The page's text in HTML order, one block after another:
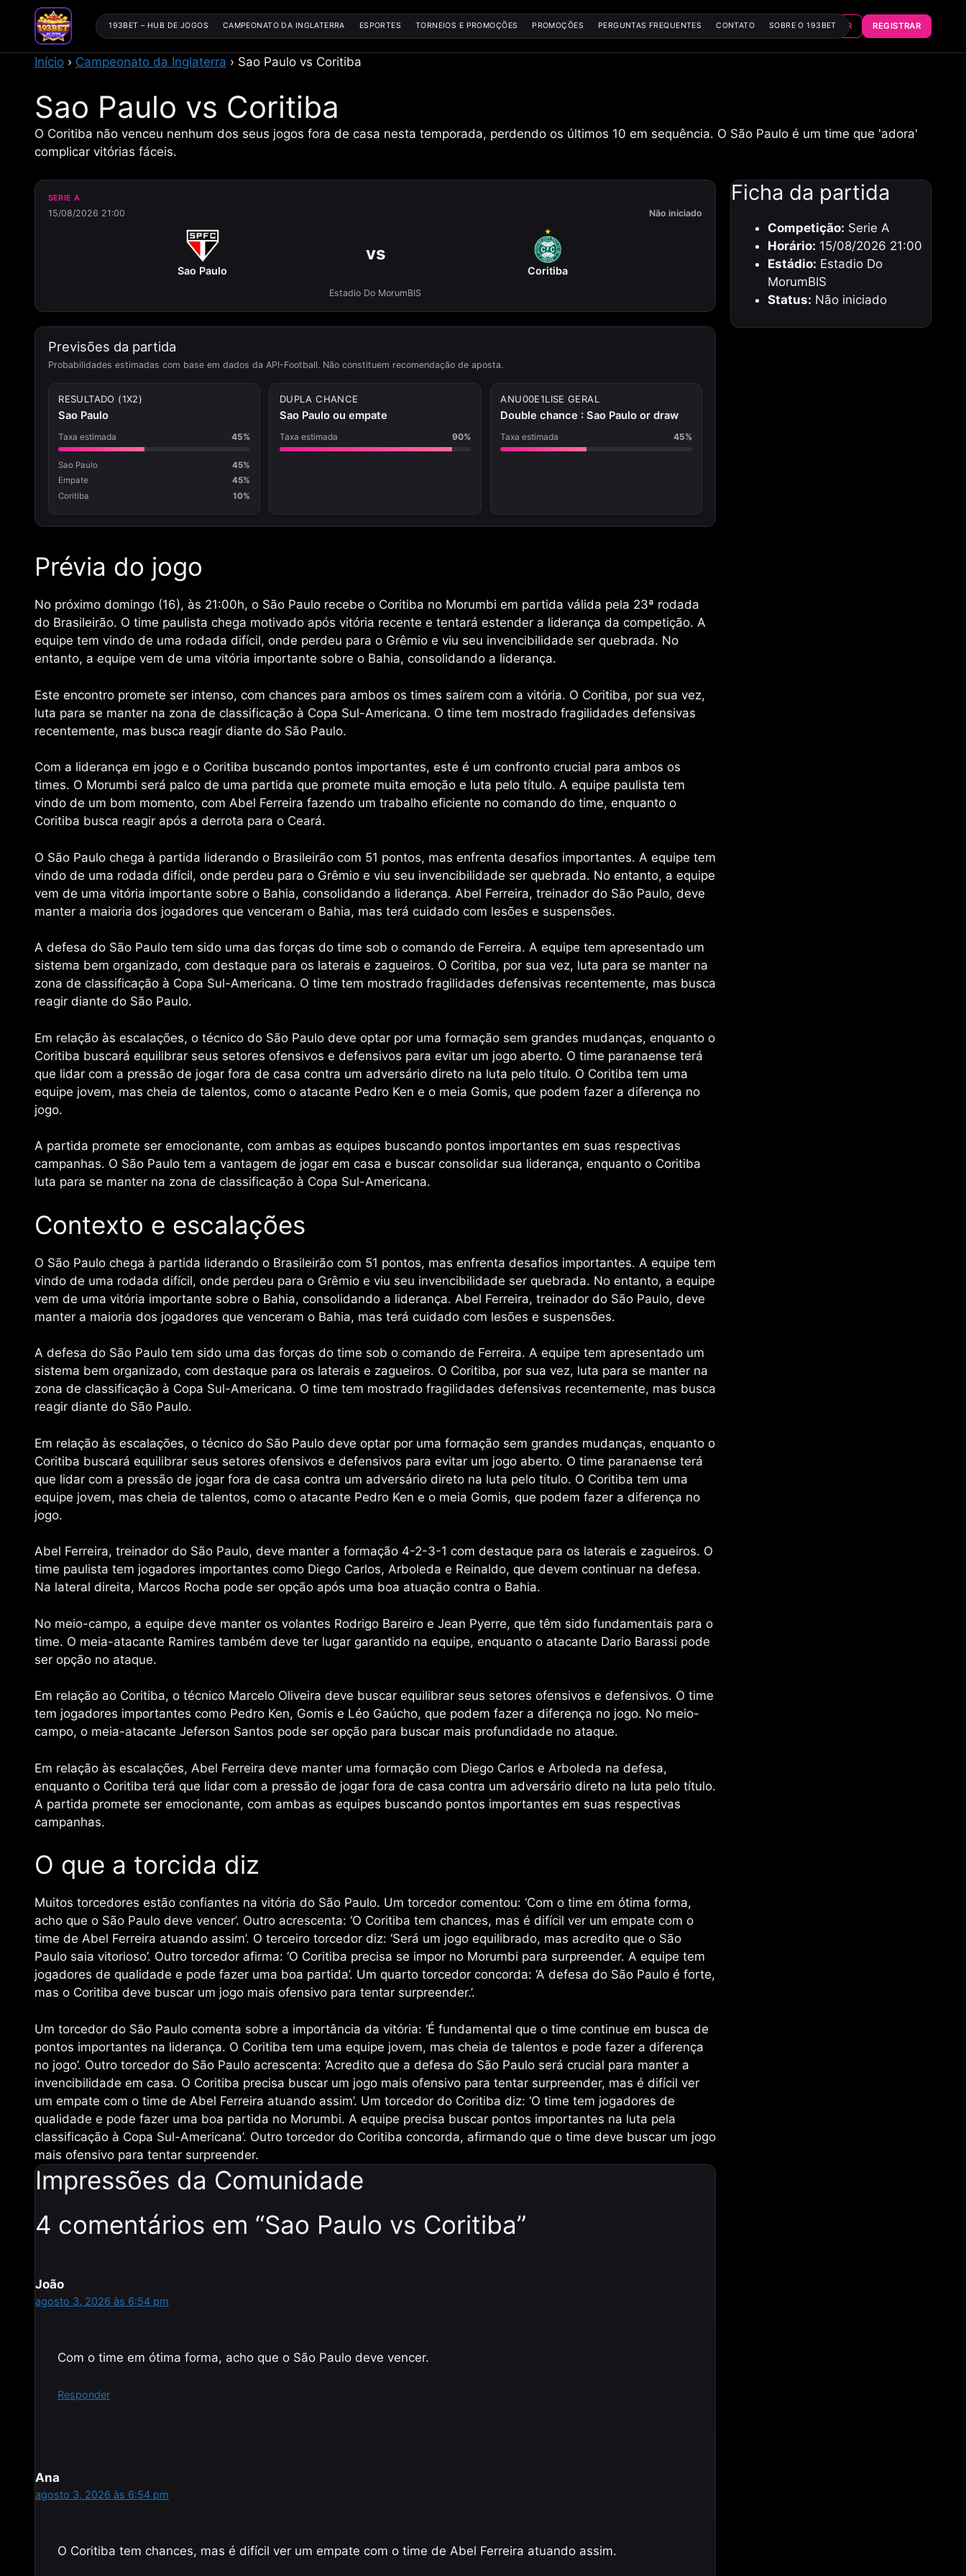
conteúdo
193BET – HUB DE JOGOS CAMPEONATO DA INGLATERRA ESPORTES TORNEIOS E PROMOÇÕES PROMOÇÕES PERGUNTAS FREQUENTES CONTATO SOBRE O 193BET
ENTRAR REGISTRAR
Início › Campeonato da Inglaterra › Sao Paulo vs Coritiba
Sao Paulo vs Coritiba
O Coritiba não venceu nenhum dos seus jogos fora de casa nesta temporada, perdendo os últimos 10 em sequência. O São Paulo é um time que 'adora'
complicar vitórias fáceis.
SERIE A
15/08/2026 21:00 Não iniciado
Sao Paulo
vs
Coritiba
Estadio Do MorumBIS
Previsões da partida
Probabilidades estimadas com base em dados da API-Football. Não constituem recomendação de aposta.
RESULTADO (1X2)
Sao Paulo
Taxa estimada 45%
Sao Paulo
45%
Empate
45%
Coritiba
10%
DUPLA CHANCE
Sao Paulo ou empate
Taxa estimada 90%
ANU00E1LISE GERAL
Double chance : Sao Paulo or draw
Taxa estimada 45%
Prévia do jogo
No próximo domingo (16), às 21:00h, o São Paulo recebe o Coritiba no Morumbi em partida válida pela 23ª rodada
do Brasileirão. O time paulista chega motivado após vitória recente e tentará estender a liderança da competição. A
equipe tem vindo de uma rodada difícil, onde perdeu para o Grêmio e viu seu invencibilidade ser quebrada. No
entanto, a equipe vem de uma vitória importante sobre o Bahia, consolidando a liderança.
Este encontro promete ser intenso, com chances para ambos os times saírem com a vitória. O Coritiba, por sua vez,
luta para se manter na zona de classificação à Copa Sul-Americana. O time tem mostrado fragilidades defensivas
recentemente, mas busca reagir diante do São Paulo.
Com a liderança em jogo e o Coritiba buscando pontos importantes, este é um confronto crucial para ambos os
times. O Morumbi será palco de uma partida que promete muita emoção e luta pelo título. A equipe paulista tem
vindo de um bom momento, com Abel Ferreira fazendo um trabalho eficiente no comando do time, enquanto o
Coritiba busca reagir após a derrota para o Ceará.
O São Paulo chega à partida liderando o Brasileirão com 51 pontos, mas enfrenta desafios importantes. A equipe tem
vindo de uma rodada difícil, onde perdeu para o Grêmio e viu seu invencibilidade ser quebrada. No entanto, a equipe
vem de uma vitória importante sobre o Bahia, consolidando a liderança. Abel Ferreira, treinador do São Paulo, deve
manter a maioria dos jogadores que venceram o Bahia, mas terá cuidado com lesões e suspensões.
A defesa do São Paulo tem sido uma das forças do time sob o comando de Ferreira. A equipe tem apresentado um
sistema bem organizado, com destaque para os laterais e zagueiros. O Coritiba, por sua vez, luta para se manter na
zona de classificação à Copa Sul-Americana. O time tem mostrado fragilidades defensivas recentemente, mas busca
reagir diante do São Paulo.
Em relação às escalações, o técnico do São Paulo deve optar por uma formação sem grandes mudanças, enquanto o
Coritiba buscará equilibrar seus setores ofensivos e defensivos para evitar um jogo aberto. O time paranaense terá
que lidar com a pressão de jogar fora de casa contra um adversário direto na luta pelo título. O Coritiba tem uma
equipe jovem, mas cheia de talentos, como o atacante Pedro Ken e o meia Gomis, que podem fazer a diferença no
jogo.
A partida promete ser emocionante, com ambas as equipes buscando pontos importantes em suas respectivas
campanhas. O São Paulo tem a vantagem de jogar em casa e buscar consolidar sua liderança, enquanto o Coritiba
luta para se manter na zona de classificação à Copa Sul-Americana.
Contexto e escalações
O São Paulo chega à partida liderando o Brasileirão com 51 pontos, mas enfrenta desafios importantes. A equipe tem
vindo de uma rodada difícil, onde perdeu para o Grêmio e viu seu invencibilidade ser quebrada. No entanto, a equipe
vem de uma vitória importante sobre o Bahia, consolidando a liderança. Abel Ferreira, treinador do São Paulo, deve
manter a maioria dos jogadores que venceram o Bahia, mas terá cuidado com lesões e suspensões.
A defesa do São Paulo tem sido uma das forças do time sob o comando de Ferreira. A equipe tem apresentado um
sistema bem organizado, com destaque para os laterais e zagueiros. O Coritiba, por sua vez, luta para se manter na
zona de classificação à Copa Sul-Americana. O time tem mostrado fragilidades defensivas recentemente, mas busca
reagir diante do São Paulo.
Em relação às escalações, o técnico do São Paulo deve optar por uma formação sem grandes mudanças, enquanto o
Coritiba buscará equilibrar seus setores ofensivos e defensivos para evitar um jogo aberto. O time paranaense terá
que lidar com a pressão de jogar fora de casa contra um adversário direto na luta pelo título. O Coritiba tem uma
equipe jovem, mas cheia de talentos, como o atacante Pedro Ken e o meia Gomis, que podem fazer a diferença no
jogo.
Abel Ferreira, treinador do São Paulo, deve manter a formação 4-2-3-1 com destaque para os laterais e zagueiros. O
time paulista tem jogadores importantes como Diego Carlos, Arboleda e Reinaldo, que devem continuar na defesa.
Na lateral direita, Marcos Rocha pode ser opção após uma boa atuação contra o Bahia.
No meio-campo, a equipe deve manter os volantes Rodrigo Bareiro e Jean Pyerre, que têm sido fundamentais para o
time. O meia-atacante Ramires também deve ter lugar garantido na equipe, enquanto o atacante Dario Barassi pode
ser opção no ataque.
Em relação ao Coritiba, o técnico Marcelo Oliveira deve buscar equilibrar seus setores ofensivos e defensivos. O time
tem jogadores importantes como Pedro Ken, Gomis e Léo Gaúcho, que podem fazer a diferença no jogo. No meio-
campo, o meia-atacante Jeferson Santos pode ser opção para buscar mais profundidade no ataque.
Em relação às escalações, Abel Ferreira deve manter uma formação com Diego Carlos e Arboleda na defesa,
enquanto o Coritiba terá que lidar com a pressão de jogar fora de casa contra um adversário direto na luta pelo título.
A partida promete ser emocionante, com ambas as equipes buscando pontos importantes em suas respectivas
campanhas.
O que a torcida diz
Muitos torcedores estão confiantes na vitória do São Paulo. Um torcedor comentou: ‘Com o time em ótima forma,
acho que o São Paulo deve vencer’. Outro acrescenta: ‘O Coritiba tem chances, mas é difícil ver um empate com o
time de Abel Ferreira atuando assim’. O terceiro torcedor diz: ‘Será um jogo equilibrado, mas acredito que o São
Paulo saia vitorioso’. Outro torcedor afirma: ‘O Coritiba precisa se impor no Morumbi para surpreender. A equipe tem
jogadores de qualidade e pode fazer uma boa partida’. Um quarto torcedor concorda: ‘A defesa do São Paulo é forte,
mas o Coritiba deve buscar um jogo mais ofensivo para tentar surpreender.’.
Um torcedor do São Paulo comenta sobre a importância da vitória: ‘É fundamental que o time continue em busca de
pontos importantes na liderança. O Coritiba tem uma equipe jovem, mas cheia de talentos e pode fazer a diferença
no jogo’. Outro torcedor do São Paulo acrescenta: ‘Acredito que a defesa do São Paulo será crucial para manter a
invencibilidade em casa. O Coritiba precisa buscar um jogo mais ofensivo para tentar surpreender, mas é difícil ver
um empate com o time de Abel Ferreira atuando assim’. Um torcedor do Coritiba diz: ‘O time tem jogadores de
qualidade e pode fazer uma boa partida no Morumbi. A equipe precisa buscar pontos importantes na luta pela
classificação à Copa Sul-Americana’. Outro torcedor do Coritiba concorda, afirmando que o time deve buscar um jogo
mais ofensivo para tentar surpreender.
Impressões da Comunidade
4 comentários em “Sao Paulo vs Coritiba”
João
agosto 3, 2026 às 6:54 pm
Com o time em ótima forma, acho que o São Paulo deve vencer.
Responder
Ana
agosto 3, 2026 às 6:54 pm
O Coritiba tem chances, mas é difícil ver um empate com o time de Abel Ferreira atuando assim.
Ficha da partida
Competição: Serie A
Horário: 15/08/2026 21:00
Estádio: Estadio Do
MorumBIS
Status: Não iniciado